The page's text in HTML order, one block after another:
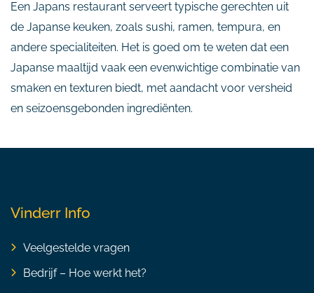
Een Japans restaurant serveert typische gerechten uit
de Japanse keuken, zoals sushi, ramen, tempura, en
andere specialiteiten. Het is goed om te weten dat een
Japanse maaltijd vaak een evenwichtige combinatie van
smaken en texturen biedt, met aandacht voor versheid
en seizoensgebonden ingrediënten.
Vinderr Info
Veelgestelde vragen
Bedrijf – Hoe werkt het?